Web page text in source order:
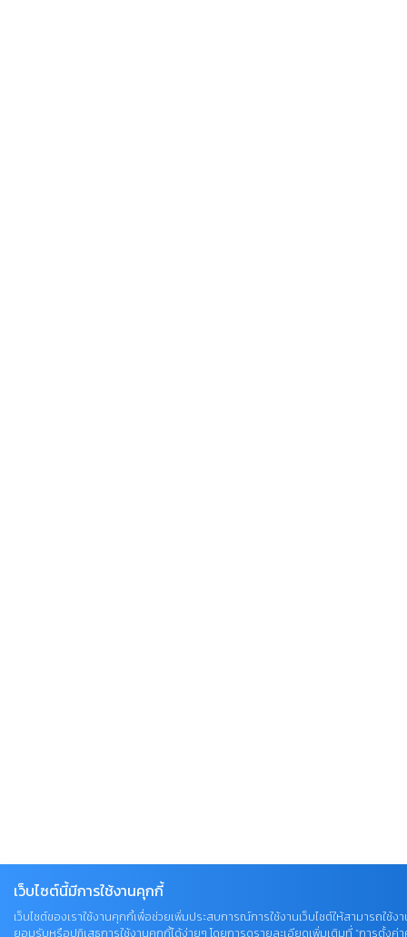
เว็บไซต์นี้มีการใช้งานคุกกี้
เว็บไซต์ของเราใช้งานคุกกี้เพื่อช่วยเพิ่มประสบการณ์การใช้งานเว็บไซต์ให้สามารถใ
ยอมรับหรือปฏิเสธการใช้งานคุกกี้ได้ง่ายๆ โดยการดูรายละเอียดเพิ่มเติมที่ “การตั้งค่